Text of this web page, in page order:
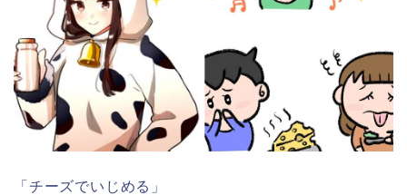
「チーズでいじめる」